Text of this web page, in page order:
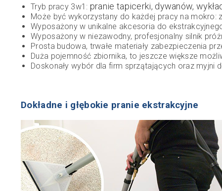
Tryb pracy 3w1: pranie tapicerki, dywanów,
Może być wykorzystany do każdej pracy na mokro:
Wyposażony w unikalne akcesoria do
Wyposażony w niezawodny, profesjonalny silnik
Prosta budowa, trwałe materiały zabezpieczenia
Duża pojemność zbiornika, to jeszcze większe
Doskonały wybór dla firm sprzątających oraz myjni
Dokładne i głębokie pranie ekstrakcyjne